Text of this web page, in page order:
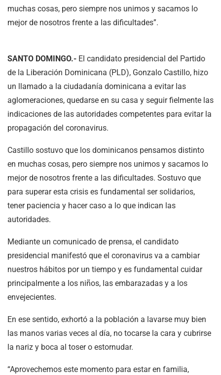
muchas cosas, pero siempre nos unimos y sacamos lo
mejor de nosotros frente a las dificultades”.
SANTO DOMINGO.- El candidato presidencial del Partido
de la Liberación Dominicana (PLD), Gonzalo Castillo, hizo
un llamado a la ciudadanía dominicana a evitar las
aglomeraciones, quedarse en su casa y seguir fielmente las
indicaciones de las autoridades competentes para evitar la
propagación del coronavirus.
Castillo sostuvo que los dominicanos pensamos distinto
en muchas cosas, pero siempre nos unimos y sacamos lo
mejor de nosotros frente a las dificultades. Sostuvo que
para superar esta crisis es fundamental ser solidarios,
tener paciencia y hacer caso a lo que indican las
autoridades.
Mediante un comunicado de prensa, el candidato
presidencial manifestó que el coronavirus va a cambiar
nuestros hábitos por un tiempo y es fundamental cuidar
principalmente a los niños, las embarazadas y a los
envejecientes.
En ese sentido, exhortó a la población a lavarse muy bien
las manos varias veces al día, no tocarse la cara y cubrirse
la nariz y boca al toser o estornudar.
“Aprovechemos este momento para estar en familia,